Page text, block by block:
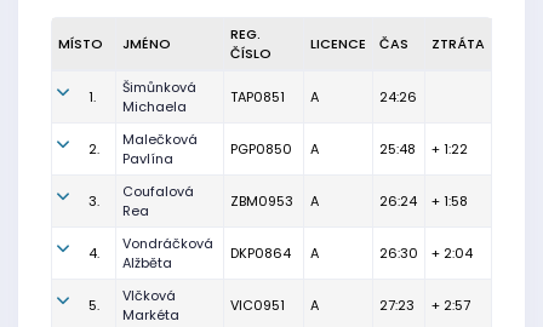
MÍSTO JMÉNO
REG.
ČÍSLO
LICENCE ČAS ZTRÁTA
1.
Šimůnková
Michaela
TAP0851 A 24:26
2.
Malečková
Pavlína
PGP0850 A 25:48 + 1:22
3.
Coufalová
Rea
ZBM0953 A 26:24 + 1:58
4.
Vondráčková
Alžběta
DKP0864 A 26:30 + 2:04
5.
Vlčková
Markéta
VIC0951 A 27:23 + 2:57